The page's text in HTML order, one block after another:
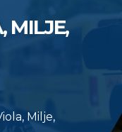
MILJE,
Milje,